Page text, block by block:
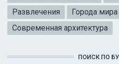
Развлечения
Города
Современная архитектура
ПОИСК ПО